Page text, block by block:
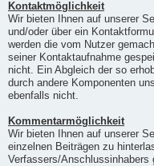
Kontaktmöglichkeit
Wir bieten Ihnen auf unserer
und/oder über ein
werden die vom Nutzer
seiner Kontaktaufnahme
nicht. Ein Abgleich der so
durch andere Komponenten
ebenfalls nicht.
Kommentarmöglichkeit
Wir bieten Ihnen auf unserer
einzelnen Beiträgen zu
Verfassers/Anschlussinhabers